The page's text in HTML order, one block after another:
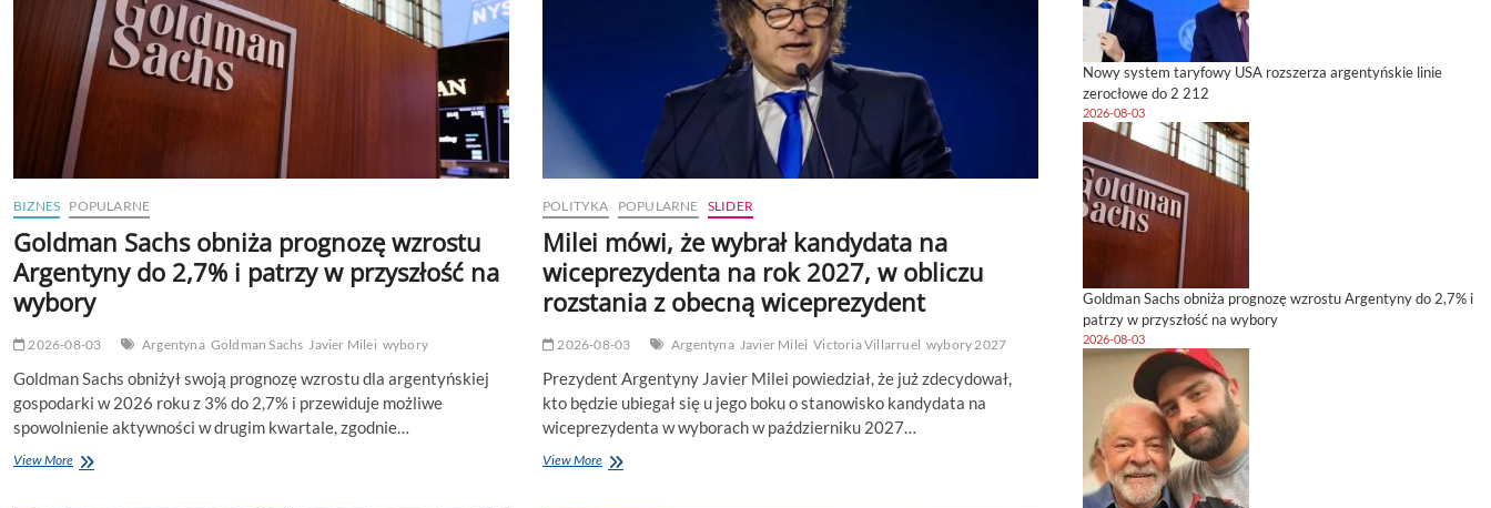
BIZNES POPULARNE
Goldman Sachs obniża prognozę wzrostu
Argentyny do 2,7% i patrzy w przyszłość na
wybory
2026-08-03 Argentyna Goldman Sachs Javier Milei wybory
Goldman Sachs obniżył swoją prognozę wzrostu dla argentyńskiej
gospodarki w 2026 roku z 3% do 2,7% i przewiduje możliwe
spowolnienie aktywności w drugim kwartale, zgodnie…
View MoreGoldman
POLITYKA POPULARNE SLIDER
Milei mówi, że wybrał kandydata na
wiceprezydenta na rok 2027, w obliczu
rozstania z obecną wiceprezydent
2026-08-03 Argentyna Javier Milei Victoria Villarruel wybory 2027
Prezydent Argentyny Javier Milei powiedział, że już zdecydował,
kto będzie ubiegał się u jego boku o stanowisko kandydata na
wiceprezydenta w wyborach w październiku 2027…
View MoreMilei
Nowy system taryfowy USA rozszerza argentyńskie linie
zerocłowe do 2 212
2026-08-03
Goldman Sachs obniża prognozę wzrostu Argentyny do 2,7% i
patrzy w przyszłość na wybory
2026-08-03